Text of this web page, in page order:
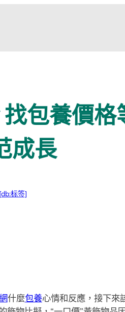
包養價格
成長
标签]
什麼包養心情和反應，接下來